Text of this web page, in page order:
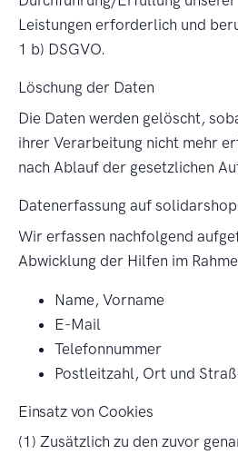
Leistungen erforderlich und
1 b) DSGVO.
Löschung der Daten
Die Daten werden gelöscht,
ihrer Verarbeitung nicht mehr
nach Ablauf der gesetzlichen
Datenerfassung auf
Wir erfassen nachfolgend
Abwicklung der Hilfen im
Name, Vorname
E-Mail
Telefonnummer
Postleitzahl, Ort und
Einsatz von Cookies
(1) Zusätzlich zu den zuvor